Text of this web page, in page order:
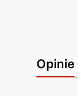
Opinie